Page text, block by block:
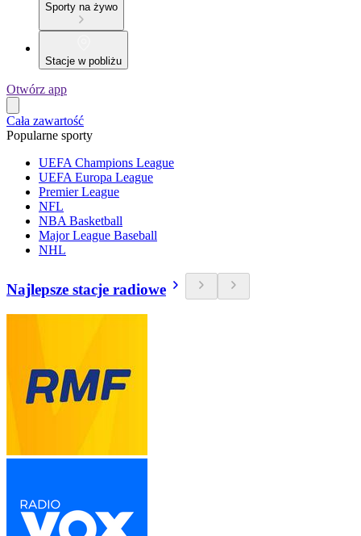
Sporty na żywo
Stacje w pobliżu
Otwórz app
Cała zawartość
Popularne sporty
UEFA Champions League
UEFA Europa League
Premier League
NFL
NBA Basketball
Major League Baseball
NHL
Najlepsze stacje radiowe